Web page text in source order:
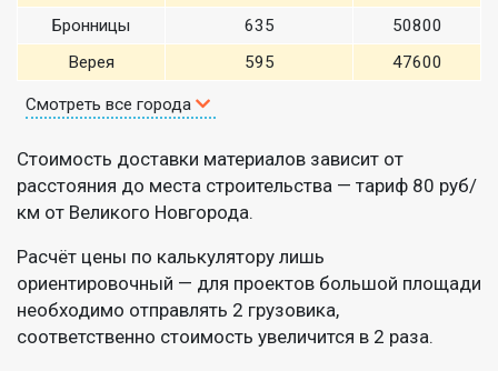
Бронницы
635
50800
Верея
595 47600
Смотреть все города
Стоимость доставки материалов зависит от
расстояния до места строительства — тариф 80 руб/
км от Великого Новгорода.
Расчёт цены по калькулятору лишь
ориентировочный — для проектов большой площади
необходимо отправлять 2 грузовика,
соответственно стоимость увеличится в 2 раза.